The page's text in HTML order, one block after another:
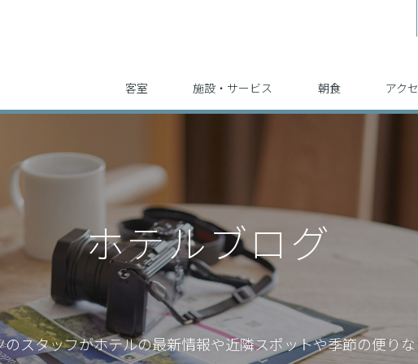
客室 施設・サービス 朝食 アク
ホテルブログ
のスタッフがホテルの最新情報や近隣スポットや季節の便りな